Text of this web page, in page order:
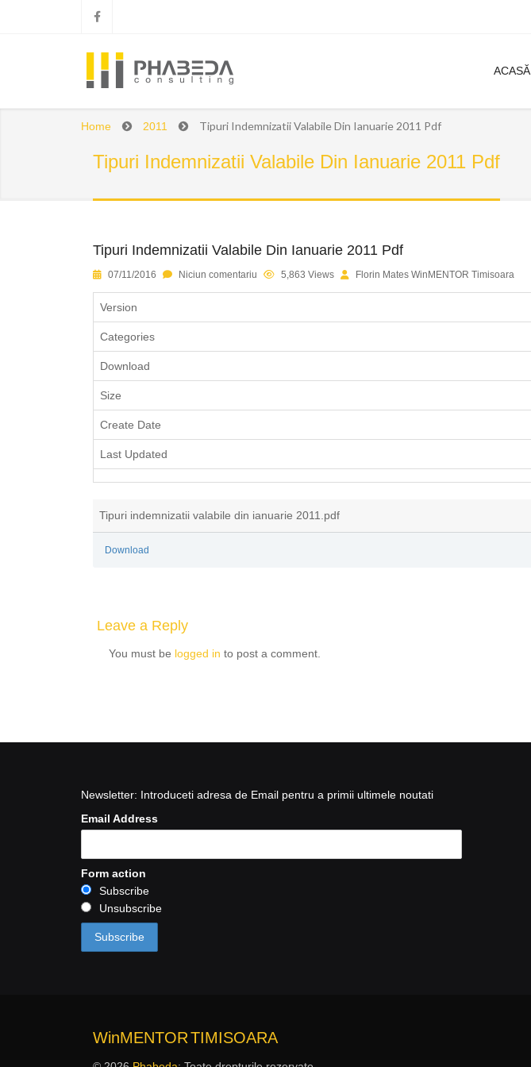
ACASĂ
Tipuri Indemnizatii Valabile Din Ianuarie 2011 Pdf
Home 2011 Tipuri Indemnizatii Valabile Din Ianuarie 2011 Pdf
Tipuri Indemnizatii Valabile Din Ianuarie 2011 Pdf
1 2 3 4 5
07/11/2016 Niciun comentariu 5,863 Views Florin Mates WinMENTOR Timisoara
Version
Categories
Download
Size
Create Date
Last Updated
Tipuri indemnizatii valabile din ianuarie 2011.pdf
Download
Leave a Reply
You must be logged in to post a comment.
Newsletter: Introduceti adresa de Email pentru a primii ultimele noutati
Email Address
Form action
Subscribe
Unsubscribe
WinMENTORTIMISOARA